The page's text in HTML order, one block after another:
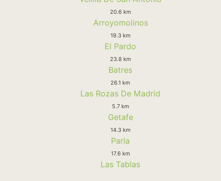
20.6 km
Arroyomolinos
19.3 km
El Pardo
23.8 km
Batres
26.1 km
Las Rozas De Madrid
5.7 km
Getafe
14.3 km
Parla
17.6 km
Las Tablas